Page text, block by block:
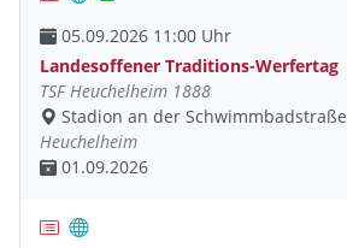
05.09.2026 11:00 Uhr
Landesoffener Traditions-Werfertag
TSF Heuchelheim 1888
Stadion an der Schwimmbadstraße
Heuchelheim
01.09.2026